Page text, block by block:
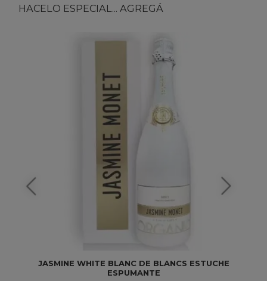
HACELO ESPECIAL... AGREGÁ
JASMINE WHITE BLANC DE BLANCS ESTUCHE
ESPUMANTE